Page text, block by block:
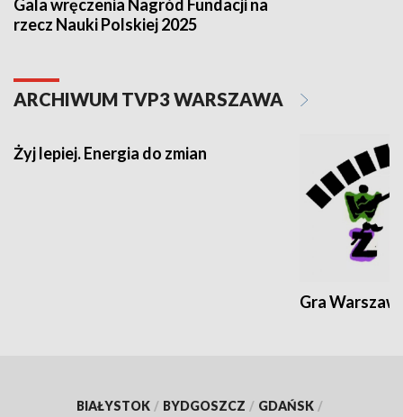
Gala wręczenia Nagród Fundacji na
rzecz Nauki Polskiej 2025
ARCHIWUM TVP3 WARSZAWA
Żyj lepiej. Energia do zmian
Gra
BIAŁYSTOK / BYDGOSZCZ / GDAŃSK /